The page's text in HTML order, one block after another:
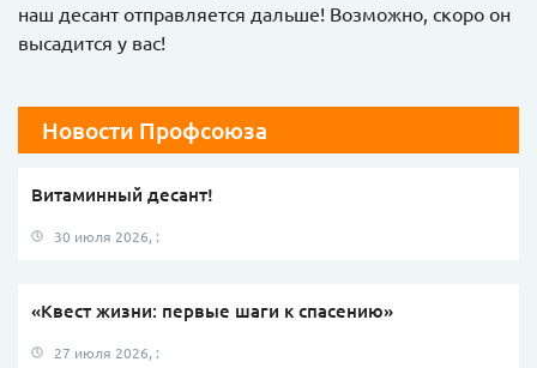
наш десант отправляется дальше! Возможно, скоро он
высадится у вас!
Новости Профсоюза
Витаминный десант!
30 июля 2026, :
«Квест жизни: первые шаги к спасению»
27 июля 2026, :